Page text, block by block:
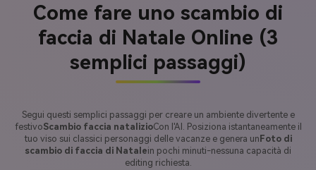
Come fare uno scambio di
faccia di Natale Online (3
semplici passaggi)
Segui questi semplici passaggi per creare un ambiente divertente e
festivoScambio faccia natalizioCon l'AI. Posiziona istantaneamente il
tuo viso sui classici personaggi delle vacanze e genera un Foto di
scambio di faccia di Natalein pochi minuti-nessuna capacità di
editing richiesta.